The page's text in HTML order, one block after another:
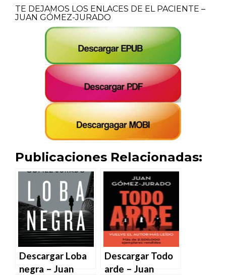
TE DEJAMOS LOS ENLACES DE EL PACIENTE –
JUAN GÓMEZ-JURADO
Publicaciones Relacionadas:
Descargar Loba
negra – Juan
Descargar Todo
arde – Juan